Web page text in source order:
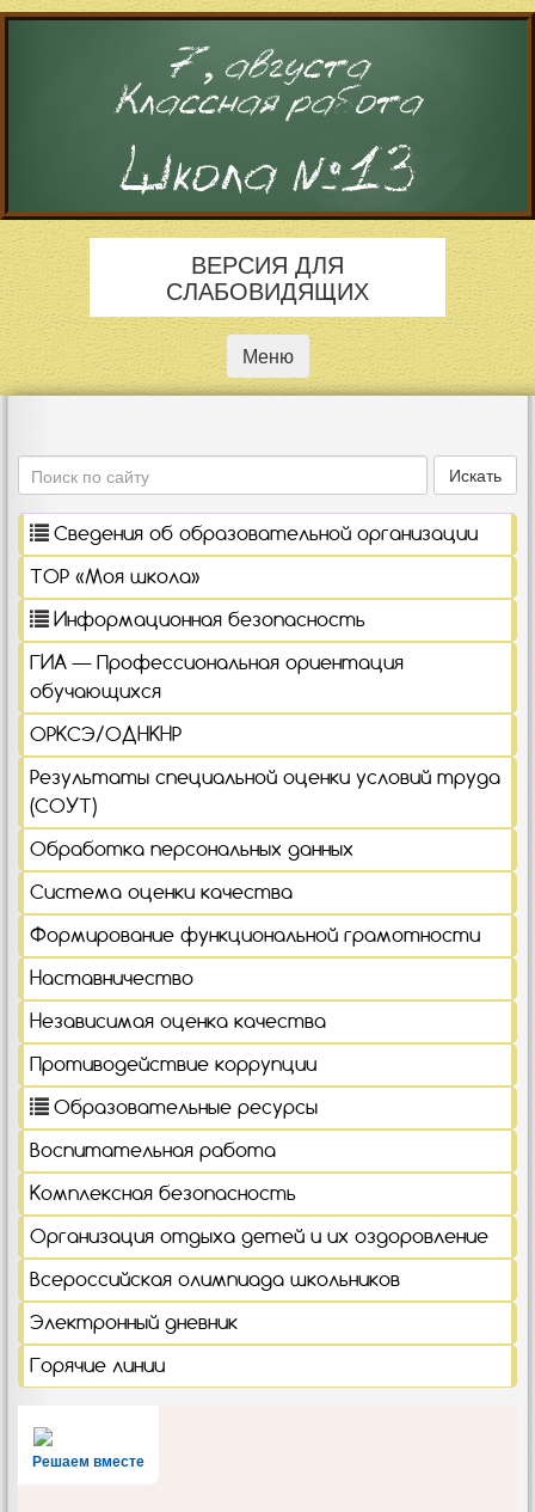
7, августа
Классная работа
Школа №13
ВЕРСИЯ ДЛЯ
СЛАБОВИДЯЩИХ
Меню
Поиск
Искать
Сведения об образовательной организации
ТОР «Моя школа»
Информационная безопасность
ГИА — Профессиональная ориентация
обучающихся
ОРКСЭ/ОДНКНР
Результаты специальной оценки условий труда
(СОУТ)
Обработка персональных данных
Система оценки качества
Формирование функциональной грамотности
Наставничество
Независимая оценка качества
Противодействие коррупции
Образовательные ресурсы
Воспитательная работа
Комплексная безопасность
Организация отдыха детей и их оздоровление
Всероссийская олимпиада школьников
Электронный дневник
Горячие линии
Решаем вместе